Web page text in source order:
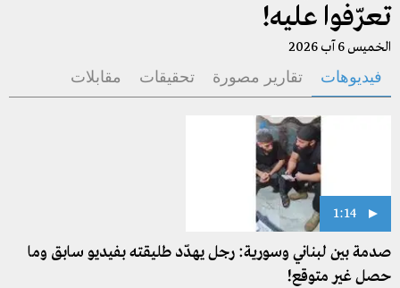
تعرّفوا عليه!
الخميس 6 آب 2026
فيديوهات
تقارير مصورة تحقيقات مقابلات
1:14
صدمة بين لبناني وسورية: رجل يهدّد طليقته بفيديو سابق وما
حصل غير متوقع!